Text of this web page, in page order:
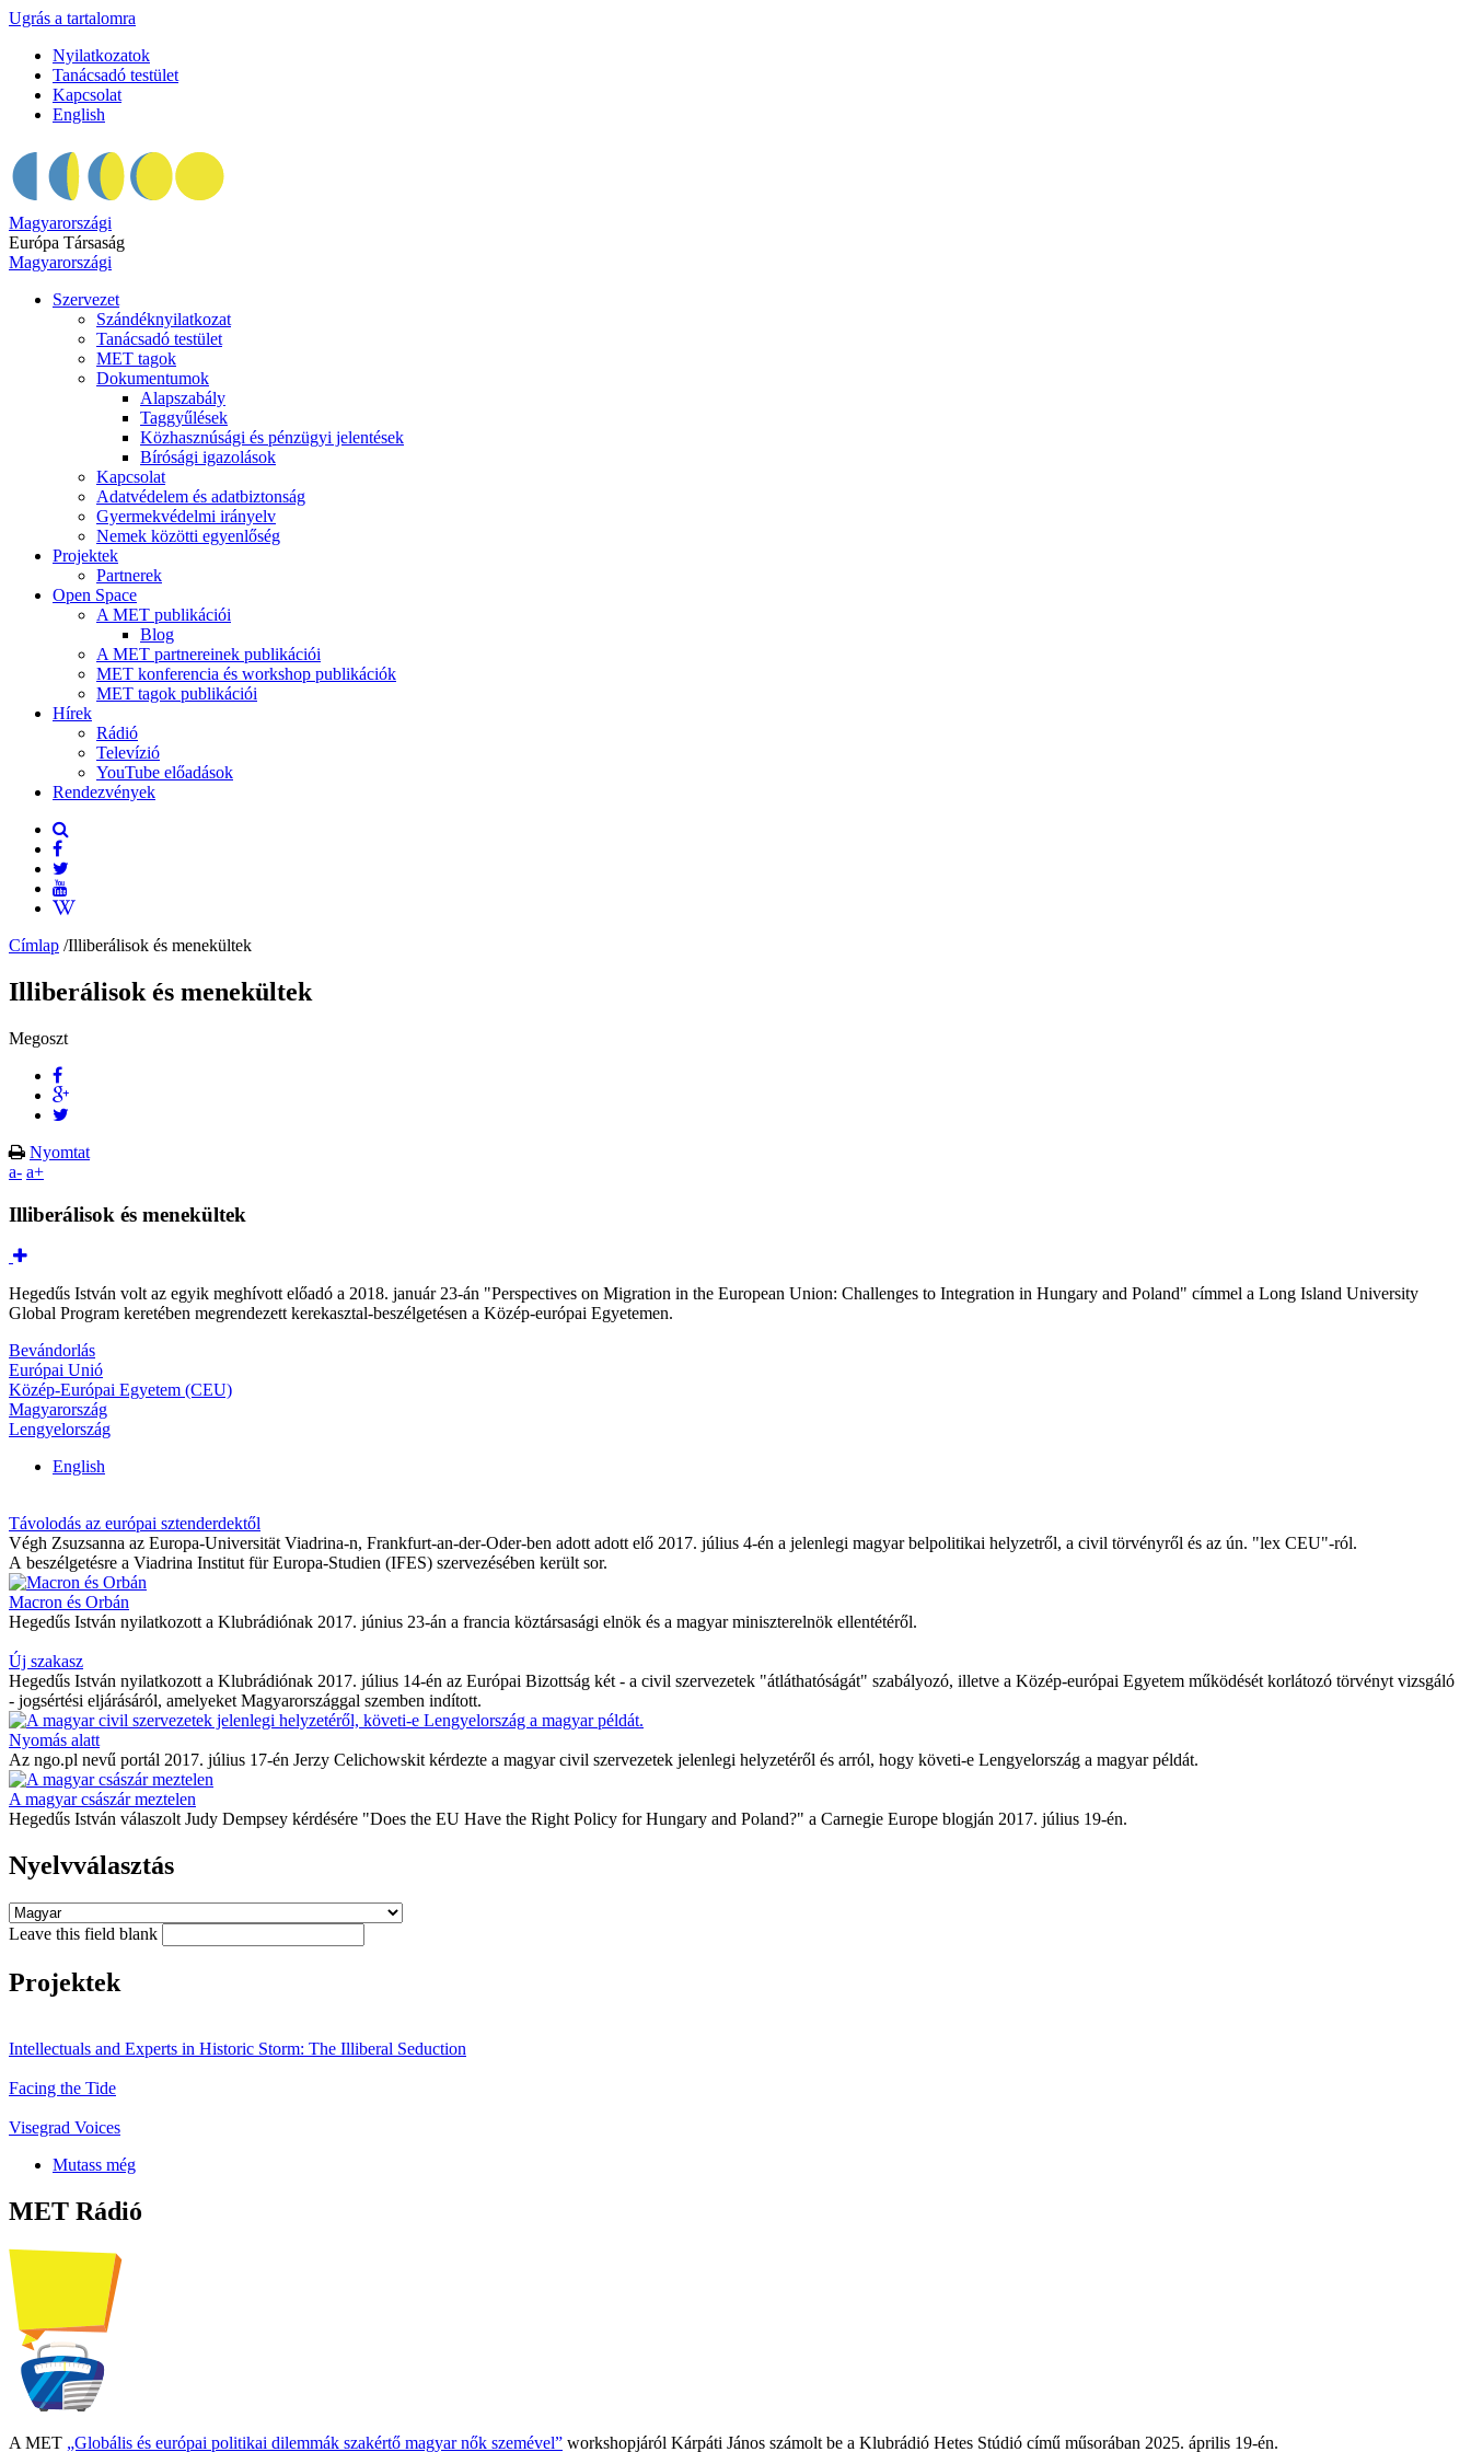
Ugrás a tartalomra
Nyilatkozatok
Tanácsadó testület
Kapcsolat
English
Magyarországi
Európa Társaság
Magyarországi
Szervezet
Szándéknyilatkozat
Tanácsadó testület
MET tagok
Dokumentumok
Alapszabály
Taggyűlések
Közhasznúsági és pénzügyi jelentések
Bírósági igazolások
Kapcsolat
Adatvédelem és adatbiztonság
Gyermekvédelmi irányelv
Nemek közötti egyenlőség
Projektek
Partnerek
Open Space
A MET publikációi
Blog
A MET partnereinek publikációi
MET konferencia és workshop publikációk
MET tagok publikációi
Hírek
Rádió
Televízió
YouTube előadások
Rendezvények
Címlap /Illiberálisok és menekültek
Illiberálisok és menekültek
Megoszt
Nyomtat
a- a+
Illiberálisok és menekültek
Hegedűs István volt az egyik meghívott előadó a 2018. január 23-án "Perspectives on Migration in the European Union: Challenges to Integration in Hungary and Poland" címmel a Long Island University
Global Program keretében megrendezett kerekasztal-beszélgetésen a Közép-európai Egyetemen.
Bevándorlás
Európai Unió
Közép-Európai Egyetem (CEU)
Magyarország
Lengyelország
English
Távolodás az európai sztenderdektől
Végh Zsuzsanna az Europa-Universität Viadrina-n, Frankfurt-an-der-Oder-ben adott adott elő 2017. július 4-én a jelenlegi magyar belpolitikai helyzetről, a civil törvényről és az ún. "lex CEU"-ról.
A beszélgetésre a Viadrina Institut für Europa-Studien (IFES) szervezésében került sor.
Macron és Orbán
Hegedűs István nyilatkozott a Klubrádiónak 2017. június 23-án a francia köztársasági elnök és a magyar miniszterelnök ellentétéről.
Új szakasz
Hegedűs István nyilatkozott a Klubrádiónak 2017. július 14-én az Európai Bizottság két - a civil szervezetek "átláthatóságát" szabályozó, illetve a Közép-európai Egyetem működését korlátozó törvényt vizsgáló
- jogsértési eljárásáról, amelyeket Magyarországgal szemben indított.
Nyomás alatt
Az ngo.pl nevű portál 2017. július 17-én Jerzy Celichowskit kérdezte a magyar civil szervezetek jelenlegi helyzetéről és arról, hogy követi-e Lengyelország a magyar példát.
A magyar császár meztelen
Hegedűs István válaszolt Judy Dempsey kérdésére "Does the EU Have the Right Policy for Hungary and Poland?" a Carnegie Europe blogján 2017. július 19-én.
Nyelvválasztás
Leave this field blank
Projektek
Intellectuals and Experts in Historic Storm: The Illiberal Seduction
Facing the Tide
Visegrad Voices
Mutass még
MET Rádió
A MET „Globális és európai politikai dilemmák szakértő magyar nők szemével” workshopjáról Kárpáti János számolt be a Klubrádió Hetes Stúdió című műsorában 2025. április 19-én.